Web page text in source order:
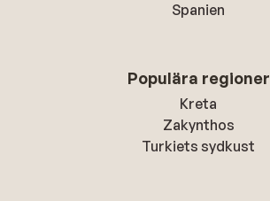
Spanien
Populära regioner
Kreta
Zakynthos
Turkiets sydkust